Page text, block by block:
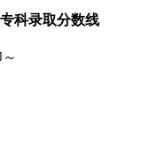
科录取分数线